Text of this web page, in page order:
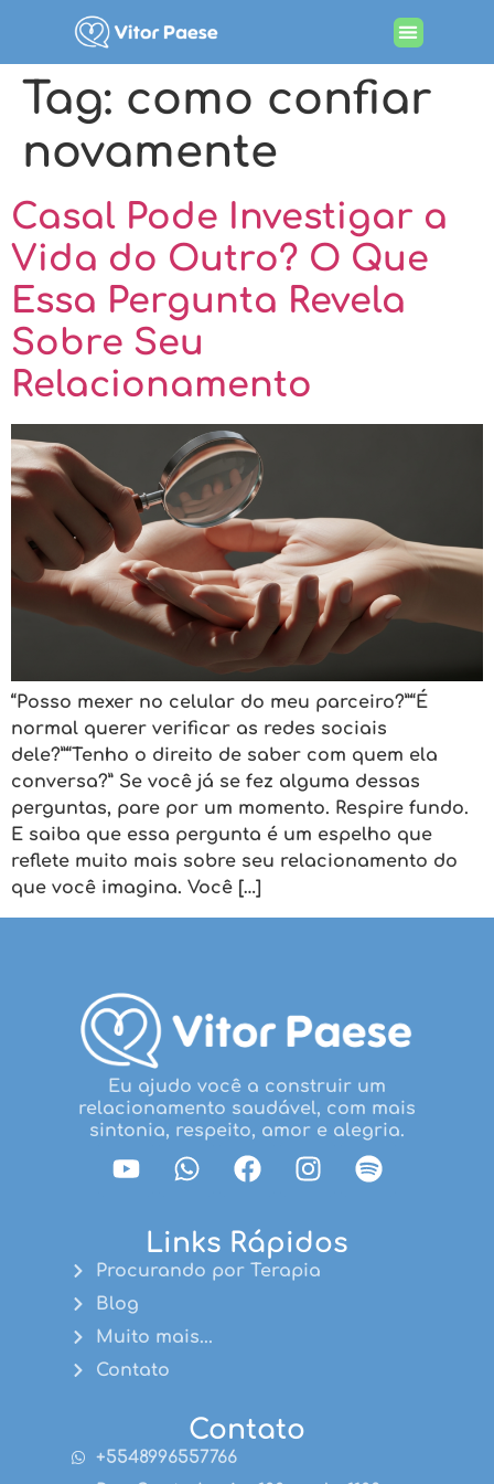
Tag: como confiar
novamente
Casal Pode Investigar a
Vida do Outro? O Que
Essa Pergunta Revela
Sobre Seu
Relacionamento
“Posso mexer no celular do meu parceiro?”“É
normal querer verificar as redes sociais
dele?”“Tenho o direito de saber com quem ela
conversa?” Se você já se fez alguma dessas
perguntas, pare por um momento. Respire fundo.
E saiba que essa pergunta é um espelho que
reflete muito mais sobre seu relacionamento do
que você imagina. Você […]
Eu ajudo você a construir um
relacionamento saudável, com mais
sintonia, respeito, amor e alegria.
Links Rápidos
Procurando por Terapia
Blog
Muito mais...
Contato
Contato
+5548996557766